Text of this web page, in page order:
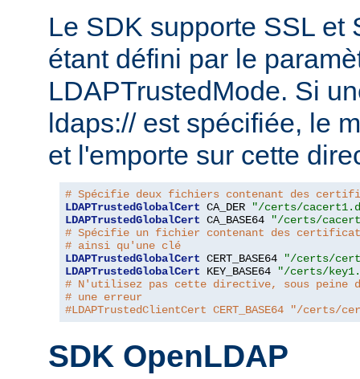
Le SDK supporte SSL et
étant défini par le
LDAPTrustedMode. Si
ldaps:// est spécifiée, le
et l'emporte sur cette
# Spécifie deux fichiers contenant des
LDAPTrustedGlobalCert CA_DER
"/certs/
LDAPTrustedGlobalCert CA_BASE64
"/certs/
# Spécifie un fichier contenant des
# ainsi qu'une clé
LDAPTrustedGlobalCert CERT_BASE64
"/certs/
LDAPTrustedGlobalCert KEY_BASE64
"/certs/
# N'utilisez pas cette directive, sous peine
# une erreur
#LDAPTrustedClientCert CERT_BASE64 "/certs/
SDK OpenLDAP